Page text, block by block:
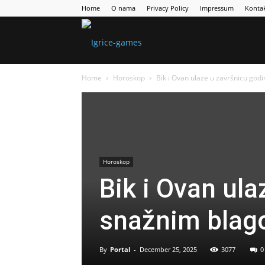
Home O nama Privacy Policy Impressum
Home Horoskop Bik i Ovan ulaze u završnicu
Horoskop
Bik i Ovan
snažnim
By Portal - December 25, 2025 3077 0